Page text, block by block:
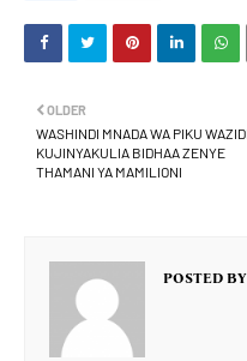
OLDER
WASHINDI MNADA WA PIKU WAZIDI
KUJINYAKULIA BIDHAA ZENYE
THAMANI YA MAMILIONI
POSTED BY